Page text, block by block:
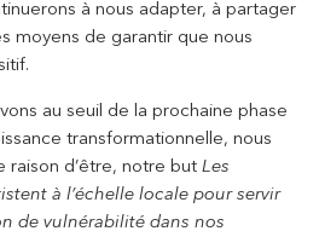
à nous adapter, à partager
moyens de garantir que nous
au seuil de la prochaine phase
transformationnelle, nous
raison d’être, notre but Les
à l’échelle locale pour servir
de vulnérabilité dans nos